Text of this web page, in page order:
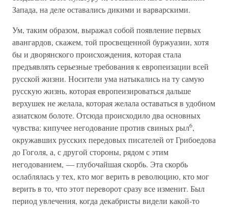
Запада, на деле оставались дикими и варварскими.
Ум, таким образом, выражал собой появление первых
авангардов, скажем, той просвещенной буржуазии, хотя
бы и дворянского происхождения, которая стала
предъявлять серьезные требования к европеизации всей
русской жизни. Носители ума натыкались на ту самую
русскую жизнь, которая европеизироваться дальше
верхушек не желала, которая желала оставаться в удобном
азиатском болоте. Отсюда происходило два основных
чувства: кипучее негодование против свиных рыл6,
окружавших русских передовых писателей от Грибоедова
до Гоголя, а, с другой стороны, рядом с этим
негодованием, — глубочайшая скорбь. Эта скорбь
ослаблялась у тех, кто мог верить в революцию, кто мог
верить в то, что этот переворот сразу все изменит. Был
период увлечения, когда декабристы видели какой-то